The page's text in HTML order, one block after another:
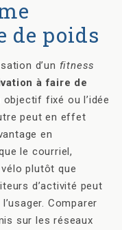
de poids
d’un fitness
à faire de
objectif fixé ou l’idée
peut en effet
en
le courriel,
vélo plutôt que
d’activité peut
Comparer
sur les réseaux